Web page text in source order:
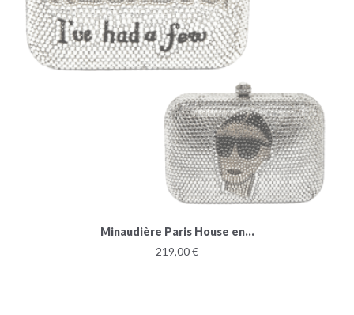
Minaudière Paris House en...
219,00 €